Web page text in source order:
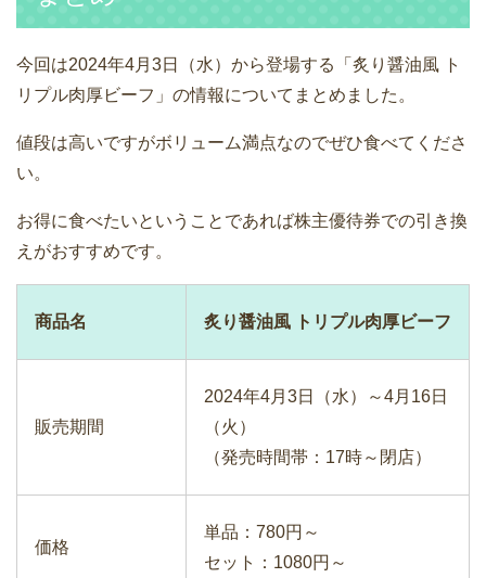
今回は2024年4月3日（水）から登場する「炙り醤油風 ト
リプル肉厚ビーフ」の情報についてまとめました。
値段は高いですがボリューム満点なのでぜひ食べてくださ
い。
お得に食べたいということであれば株主優待券での引き換
えがおすすめです。
商品名 炙り醤油風 トリプル肉厚ビーフ
販売期間
2024年4月3日（水）～4月16日
（火）
（発売時間帯：17時～閉店）
価格
単品：780円～
セット：1080円～